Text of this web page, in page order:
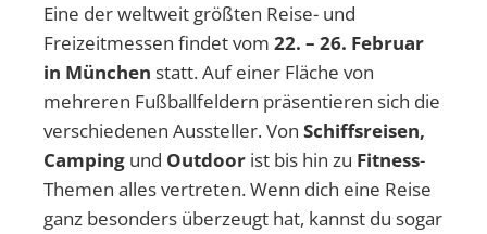
Eine der weltweit größten Reise- und
Freizeitmessen findet vom 22. – 26. Februar
in München statt. Auf einer Fläche von
mehreren Fußballfeldern präsentieren sich die
verschiedenen Aussteller. Von Schiffsreisen,
Camping und Outdoor ist bis hin zu Fitness-
Themen alles vertreten. Wenn dich eine Reise
ganz besonders überzeugt hat, kannst du sogar